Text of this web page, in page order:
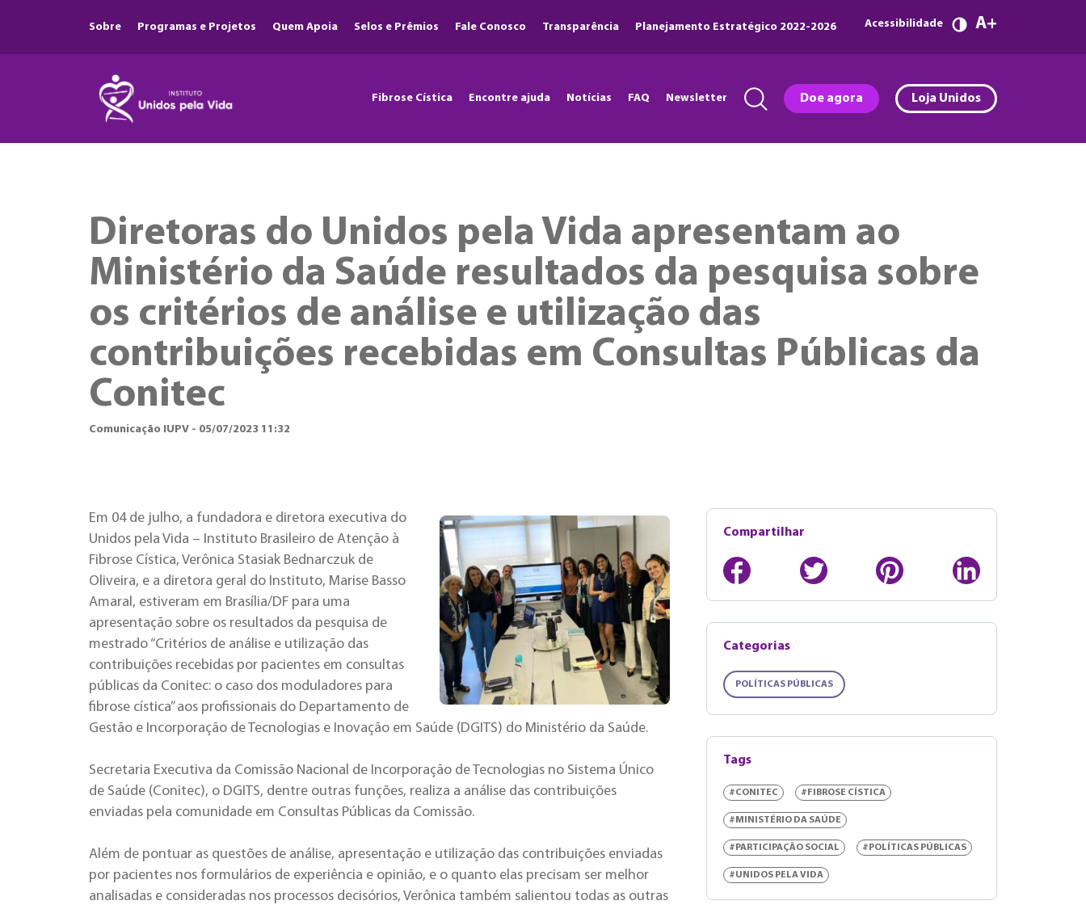
Sobre Programas e Projetos Quem Apoia Selos e Prêmios Fale Conosco Transparência Planejamento Estratégico 2022-2026 Acessibilidade A
Fibrose Cística Encontre ajuda Notícias FAQ Newsletter Doe agora Loja Unidos
Diretoras do Unidos pela Vida apresentam ao
Ministério da Saúde resultados da pesquisa sobre
os critérios de análise e utilização das
contribuições recebidas em Consultas Públicas da
Conitec
Comunicação IUPV - 05/07/2023 11:32
Em 04 de julho, a fundadora e diretora executiva do
Unidos pela Vida – Instituto Brasileiro de Atenção à
Fibrose Cística, Verônica Stasiak Bednarczuk de
Oliveira, e a diretora geral do Instituto, Marise Basso
Amaral, estiveram em Brasília/DF para uma
apresentação sobre os resultados da pesquisa de
mestrado “Critérios de análise e utilização das
contribuições recebidas por pacientes em consultas
públicas da Conitec: o caso dos moduladores para
fibrose cística” aos profissionais do Departamento de
Gestão e Incorporação de Tecnologias e Inovação em Saúde (DGITS) do Ministério da Saúde.
Secretaria Executiva da Comissão Nacional de Incorporação de Tecnologias no Sistema Único
de Saúde (Conitec), o DGITS, dentre outras funções, realiza a análise das contribuições
enviadas pela comunidade em Consultas Públicas da Comissão.
Além de pontuar as questões de análise, apresentação e utilização das contribuições enviadas
por pacientes nos formulários de experiência e opinião, e o quanto elas precisam ser melhor
analisadas e consideradas nos processos decisórios, Verônica também salientou todas as outras
Compartilhar
Categorias
POLÍTICAS PÚBLICAS
Tags
#CONITEC #FIBROSE CÍSTICA
#MINISTÉRIO DA SAÚDE
#PARTICIPAÇÃO SOCIAL #POLÍTICAS PÚBLICAS
#UNIDOS PELA VIDA